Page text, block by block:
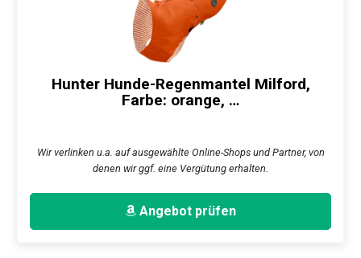
Hunter Hunde-Regenmantel Milford,
Farbe: orange, …
Wir verlinken u.a. auf ausgewählte Online-Shops und Partner, von
denen wir ggf. eine Vergütung erhalten.
Angebot prüfen